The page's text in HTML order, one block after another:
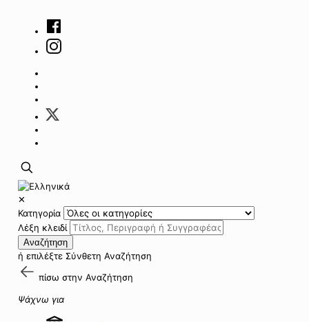
✕
Κατηγορία
Λέξη κλειδί
Αναζήτηση
ή επιλέξτε Σύνθετη Αναζήτηση
πίσω στην Αναζήτηση
Ψάχνω για